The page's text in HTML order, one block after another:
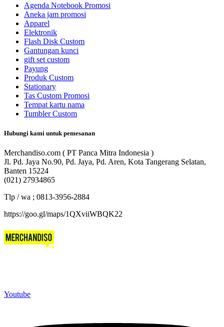
Agenda Notebook Promosi
Aneka jam promosi
Apparel
Elektronik
Flash Disk Custom
Gantungan kunci
gift set custom
Payung
Produk Custom
Stationary
Tas Custom Promosi
Tempat kartu nama
Tumbler Custom
Hubungi kami untuk pemesanan
Merchandiso.com ( PT Panca Mitra Indonesia )
Jl. Pd. Jaya No.90, Pd. Jaya, Pd. Aren, Kota Tangerang Selatan,
Banten 15224
(021) 27934865
Tlp / wa ; 0813-3956-2884
https://goo.gl/maps/1QXviiWBQK22
Youtube